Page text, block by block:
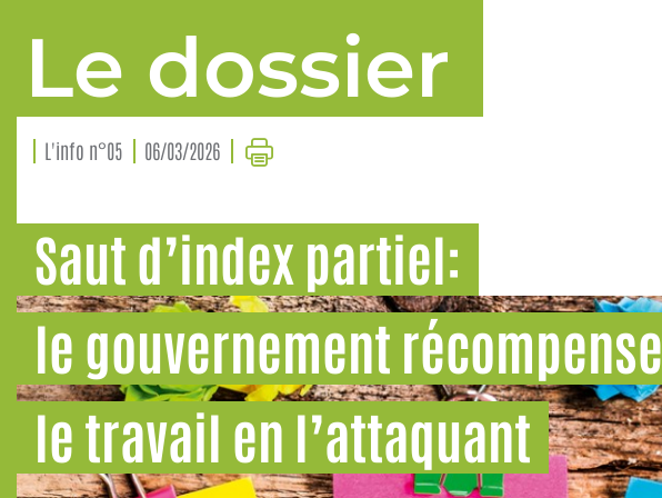
Le dossier
L'info n°05 06/03/2026
Saut d’index partiel:
le gouvernement récompense
le travail en l’attaquant